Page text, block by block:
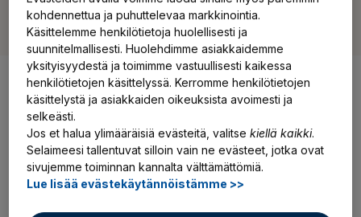
Yrittäjän sosiaaliturvan pohjana
on YEL-vakuutuksen työtulo
YEL-työtulo on sosiaaliturvasi perusta. Näihin kaikkiin
eläke- ja sosiaaliturvaetuihin työtulosi vaikuttaa:
kohdennettua ja puhuttelevaa markkinointia.
Käsittelemme henkilötietoja huolellisesti ja
suunnitelmallisesti. Huolehdimme asiakkaidemme
yksityisyydestä ja toimimme vastuullisesti kaikessa
henkilötietojen käsittelyssä. Kerromme henkilötietojen
käsittelystä ja asiakkaiden oikeuksista avoimesti ja
selkeästi.
Jos et halua ylimääräisiä evästeitä, valitsekiellä kaikki.
Selaimeesi tallentuvat silloin vain ne evästeet, jotka ovat
sivujemme toiminnan kannalta välttämättömiä.
Lue lisää evästekäytännöistämme >>